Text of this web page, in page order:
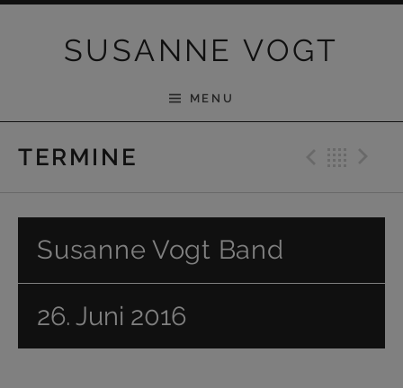
SUSANNE VOGT
MENU
TERMINE
Susanne Vogt Band
26. Juni 2016